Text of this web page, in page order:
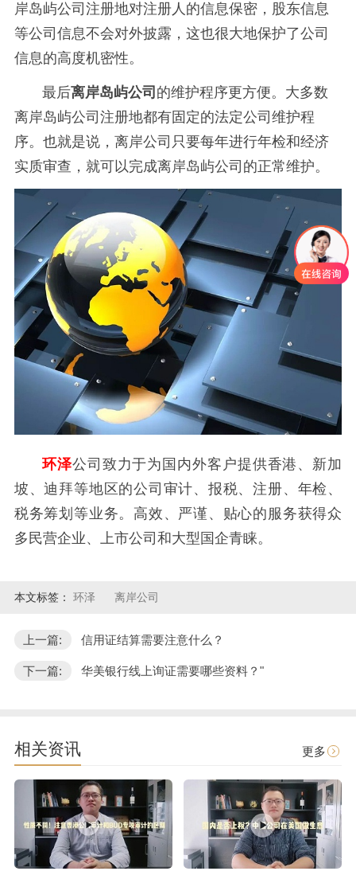
岸岛屿公司注册地对注册人的信息保密，股东信息
等公司信息不会对外披露，这也很大地保护了公司
信息的高度机密性。
最后离岸岛屿公司 的维护程序更方便。大多数
离岸岛屿公司注册地都有固定的法定公司维护程
序。也就是说，离岸公司只要每年进行年检和经济
实质审查，就可以完成离岸岛屿公司的正常维护。
环泽公司致力于为国内外客户提供香港、新加
坡、迪拜等地区的公司审计、报税、注册、年检、
税务筹划等业务。高效、严谨、贴心的服务获得众
多民营企业、上市公司和大型国企青睐。
本文标签： 环泽 离岸公司
上一篇: 信用证结算需要注意什么？
下一篇: 华美银行线上询证需要哪些资料？"
相关资讯 更多